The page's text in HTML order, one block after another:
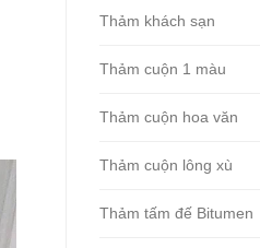
Thảm khách sạn
Thảm cuộn 1 màu
Thảm cuộn hoa văn
Thảm cuộn lông xù
Thảm tấm đế Bitumen